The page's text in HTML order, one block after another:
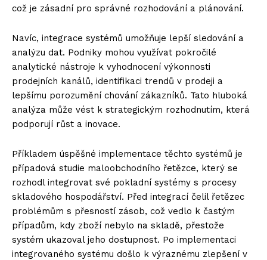
což je zásadní pro správné rozhodování a plánování.
Navíc, integrace systémů umožňuje lepší sledování a
analýzu dat. Podniky mohou využívat pokročilé
analytické nástroje k vyhodnocení výkonnosti
prodejních kanálů, identifikaci trendů v prodeji a
lepšímu porozumění chování zákazníků. Tato hluboká
analýza může vést k strategickým rozhodnutím, která
podporují růst a inovace.
Příkladem úspěšné implementace těchto systémů je
případová studie maloobchodního řetězce, který se
rozhodl integrovat své pokladní systémy s procesy
skladového hospodářství. Před integrací čelil řetězec
problémům s přesností zásob, což vedlo k častým
případům, kdy zboží nebylo na skladě, přestože
systém ukazoval jeho dostupnost. Po implementaci
integrovaného systému došlo k výraznému zlepšení v